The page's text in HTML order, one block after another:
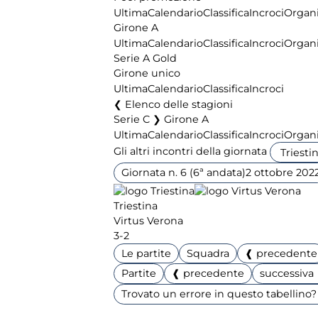
UltimaCalendarioClassificaIncroci
Girone A
UltimaCalendarioClassificaIncroci
Serie A Gold
Girone unico
UltimaCalendarioClassificaIncroci
Elenco delle stagioni
Serie C ❯ Girone A
UltimaCalendarioClassificaIncroci
Gli altri incontri della giornata
Giornata n. 6 (6ª andata)2 ottobre
Triestina
Virtus Verona
3-2
Le partite
Squadra
❰ precedente
Partite
❰ precedente
successiva
Trovato un errore in questo tabellino?